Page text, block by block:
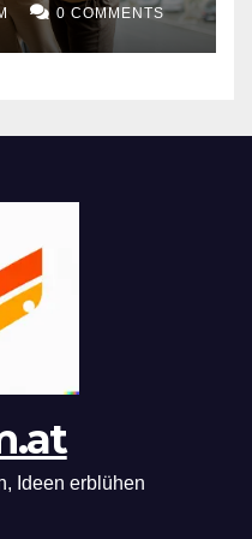
0 COMMENTS
Ideen erblühen